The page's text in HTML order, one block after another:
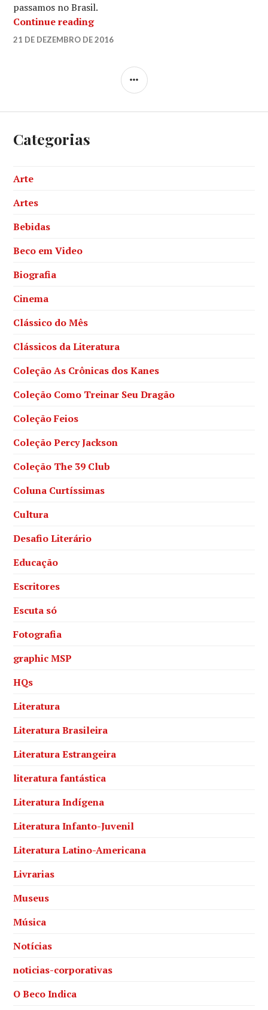
passamos no Brasil.
Continue reading“Colônia”
LUCIANA
21 DE DEZEMBRO DE 2016
SIDEBAR
Categorias
Arte
Artes
Bebidas
Beco em Video
Biografia
Cinema
Clássico do Mês
Clássicos da Literatura
Coleção As Crônicas dos Kanes
Coleção Como Treinar Seu Dragão
Coleção Feios
Coleção Percy Jackson
Coleção The 39 Club
Coluna Curtíssimas
Cultura
Desafio Literário
Educação
Escritores
Escuta só
Fotografia
graphic MSP
HQs
Literatura
Literatura Brasileira
Literatura Estrangeira
literatura fantástica
Literatura Indígena
Literatura Infanto-Juvenil
Literatura Latino-Americana
Livrarias
Museus
Música
Notícias
noticias-corporativas
O Beco Indica